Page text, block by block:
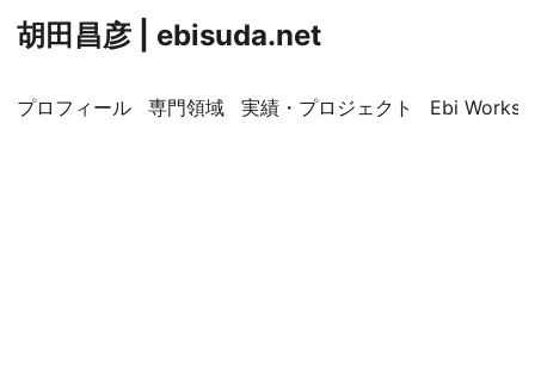
胡田昌彦 | ebisuda.net
プロフィール 専門領域 実績・プロジェクト Ebi